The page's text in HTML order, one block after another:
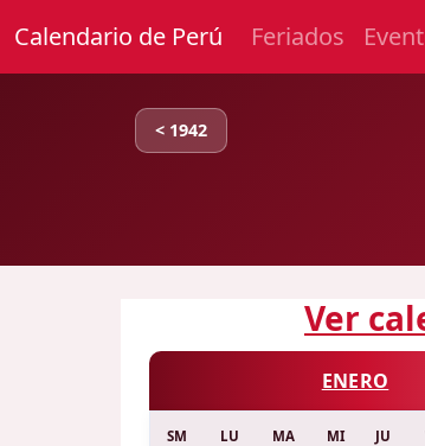
Calendario de Perú Feriados
< 1942
Ver
ENERO
SM LU MA MI JU